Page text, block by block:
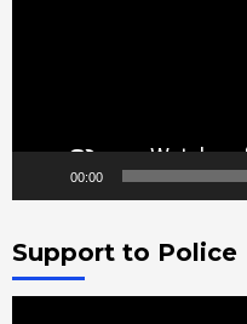
00:00
Support to Police